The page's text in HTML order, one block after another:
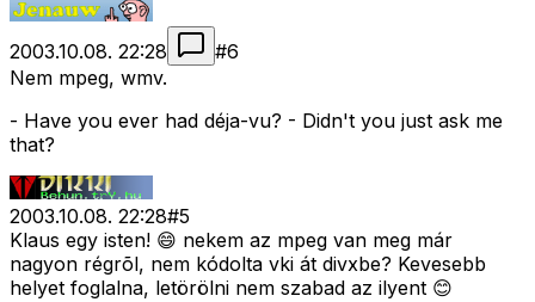
2003.10.08. 22:28 #6
Nem mpeg, wmv.
- Have you ever had déja-vu? - Didn't you just ask me
that?
2003.10.08. 22:28#5
Klaus egy isten! 😄 nekem az mpeg van meg már
nagyon régrõl, nem kódolta vki át divxbe? Kevesebb
helyet foglalna, letörölni nem szabad az ilyent 😊